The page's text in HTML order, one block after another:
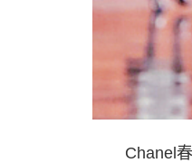
Chanel春